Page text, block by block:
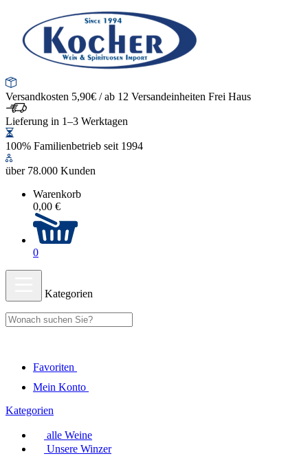
Versandkosten 5,90€ / ab 12 Versandeinheiten Frei Haus
Lieferung in 1–3 Werktagen
100% Familienbetrieb seit 1994
über 78.000 Kunden
Warenkorb
0,00 €
0
Kategorien
Favoriten
Mein Konto
Kategorien
alle Weine
Unsere Winzer